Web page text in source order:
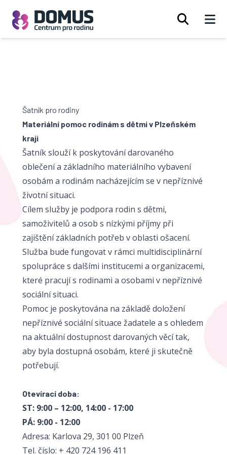
Šatník pro rodiny
Materiální pomoc rodinám s dětmi v Plzeňském
kraji
Šatník slouží k poskytování darovaného
oblečení a základního materiálního vybavení
osobám a rodinám nacházejícím se v nepříznivé
životní situaci.
Cílem služby je podpora rodin s dětmi,
samoživitelů a osob s nízkými příjmy při
zajištění základních potřeb v oblasti ošacení.
Služba bude fungovat v rámci multidisciplinární
spolupráce s dalšími institucemi a organizacemi,
které pracují s rodinami a osobami v nepříznivé
sociální situaci.
Pomoc je poskytována na základě doložení
nepříznivé sociální situace žadatele a s ohledem
na aktuální dostupnost darovaných věcí tak,
aby byla dostupná osobám, které ji skutečně
potřebují.
Otevírací doba:
ST: 9:00 – 12:00, 14:00 - 17:00
PÁ: 9:00 - 12:00
Adresa: Karlova 29, 301 00 Plzeň
Tel. číslo: + 420 724 196 411